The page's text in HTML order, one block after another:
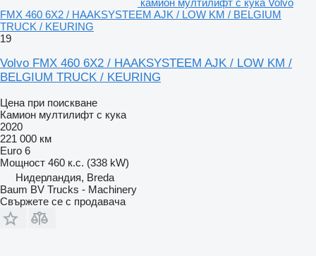
FMX 460 6X2 / HAAKSYSTEEM AJK / LOW KM / BELGIUM
TRUCK / KEURING
19
Volvo FMX 460 6X2 / HAAKSYSTEEM AJK / LOW KM /
BELGIUM TRUCK / KEURING
Цена при поискване
Камион мултилифт с кука
2020
221 000 км
Euro 6
Мощност 460 к.с. (338 kW)
Нидерландия, Breda
Baum BV Trucks - Machinery
Свържете се с продавача